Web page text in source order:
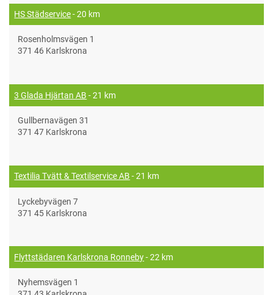
HS Städservice- 20 km
Rosenholmsvägen 1
371 46 Karlskrona
3 Glada Hjärtan AB - 21 km
Gullbernavägen 31
371 47 Karlskrona
Textilia Tvätt & Textilservice AB - 21 km
Lyckebyvägen 7
371 45 Karlskrona
Flyttstädaren Karlskrona Ronneby- 22 km
Nyhemsvägen 1